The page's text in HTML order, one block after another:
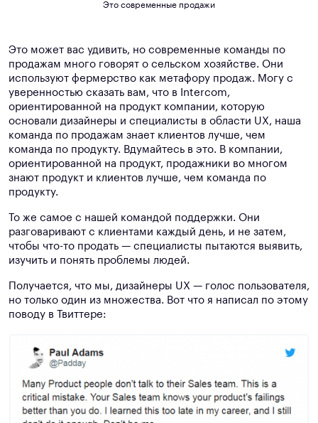
Это современные продажи
Это может вас удивить, но современные команды по
продажам много говорят о сельском хозяйстве. Они
используют фермерство как метафору продаж. Могу с
уверенностью сказать вам, что в Intercom,
ориентированной на продукт компании, которую
основали дизайнеры и специалисты в области UX, наша
команда по продажам знает клиентов лучше, чем
команда по продукту. Вдумайтесь в это. В компании,
ориентированной на продукт, продажники во многом
знают продукт и клиентов лучше, чем команда по
продукту.
То же самое с нашей командой поддержки. Они
разговаривают с клиентами каждый день, и не затем,
чтобы что-то продать — специалисты пытаются выявить,
изучить и понять проблемы людей.
Получается, что мы, дизайнеры UX — голос пользователя,
но только один из множества. Вот что я написал по этому
поводу в Твиттере: